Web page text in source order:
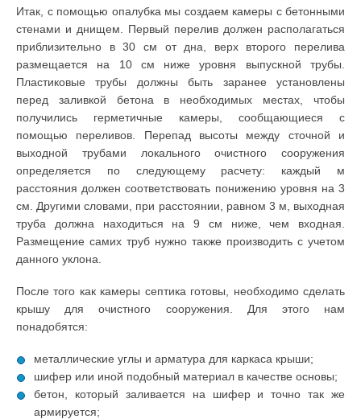
Итак, с помощью опалубка мы создаем камеры с бетонными
стенами и днищем. Первый перелив должен располагаться
приблизительно в 30 см от дна, верх второго перелива
размещается на 10 см ниже уровня выпускной трубы.
Пластиковые трубы должны быть заранее установлены
перед заливкой бетона в необходимых местах, чтобы
получились герметичные камеры, сообщающиеся с
помощью переливов. Перепад высоты между сточной и
выходной трубами локального очистного сооружения
определяется по следующему расчету: каждый м
расстояния должен соответствовать понижению уровня на 3
см. Другими словами, при расстоянии, равном 3 м, выходная
труба должна находиться на 9 см ниже, чем входная.
Размещение самих труб нужно также производить с учетом
данного уклона.
После того как камеры септика готовы, необходимо сделать
крышу для очистного сооружения. Для этого нам
понадобятся:
металлические углы и арматура для каркаса крыши;
шифер или иной подобный материал в качестве основы;
бетон, который заливается на шифер и точно так же
армируется;